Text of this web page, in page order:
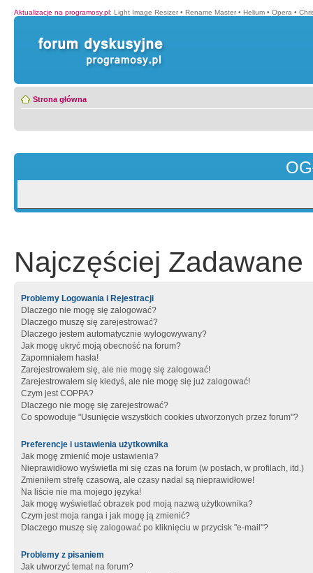
Aktualizacje na programosy.pl: Light Image Resizer • Rename Master • Helium • Opera •
Strona główna
Najczęściej Zadawane
Problemy Logowania i Rejestracji
Dlaczego nie mogę się zalogować?
Dlaczego muszę się zarejestrować?
Dlaczego jestem automatycznie wylogowywany?
Jak mogę ukryć moją obecność na forum?
Zapomniałem hasła!
Zarejestrowałem się, ale nie mogę się zalogować!
Zarejestrowałem się kiedyś, ale nie mogę się już zalogować!
Czym jest COPPA?
Dlaczego nie mogę się zarejestrować?
Co spowoduje "Usunięcie wszystkich cookies utworzonych przez forum"?
Preferencje i ustawienia użytkownika
Jak mogę zmienić moje ustawienia?
Nieprawidłowo wyświetla mi się czas na forum (w postach, w profilach, itd.)
Zmieniłem strefę czasową, ale czasy nadal są nieprawidłowe!
Na liście nie ma mojego języka!
Jak mogę wyświetlać obrazek pod moją nazwą użytkownika?
Czym jest moja ranga i jak mogę ją zmienić?
Dlaczego muszę się zalogować po kliknięciu w przycisk "e-mail"?
Problemy z pisaniem
Jak utworzyć temat na forum?